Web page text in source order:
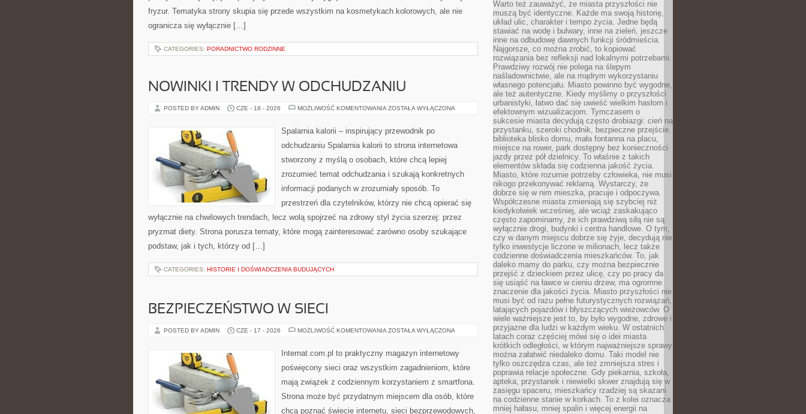
fryzur. Tematyka strony skupia się przede wszystkim na kosmetykach kolorowych, ale nie
ogranicza się wyłącznie […]
CATEGORIES: PORADNICTWO RODZINNE
NOWINKI I TRENDY W ODCHUDZANIU
POSTED BY ADMIN CZE - 18 - 2026 MOŻLIWOŚĆ KOMENTOWANIA NOWINKI
ODCHUDZANIU
ZOSTAŁA WYŁĄCZONA
Spalarnia kalorii – inspirujący przewodnik po
odchudzaniu Spalarnia kalorii to strona internetowa
stworzony z myślą o osobach, które chcą lepiej
zrozumieć temat odchudzania i szukają konkretnych
informacji podanych w zrozumiały sposób. To
przestrzeń dla czytelników, którzy nie chcą opierać się
wyłącznie na chwilowych trendach, lecz wolą spojrzeć na zdrowy styl życia szerzej: przez
pryzmat diety. Strona porusza tematy, które mogą zainteresować zarówno osoby szukające
podstaw, jak i tych, którzy od […]
CATEGORIES: HISTORIE I DOŚWIADCZENIA BUDUJĄCYCH
BEZPIECZEŃSTWO W SIECI
POSTED BY ADMIN CZE - 17 - 2026 MOŻLIWOŚĆ KOMENTOWANIA BEZPIECZEŃSTWO
ZOSTAŁA WYŁĄCZONA
Internat.com.pl to praktyczny magazyn internetowy
poświęcony sieci oraz wszystkim zagadnieniom, które
mają związek z codziennym korzystaniem z smartfona.
Strona może być przydatnym miejscem dla osób, które
chcą poznać świecie internetu, sieci bezprzewodowych,
Warto też zauważyć, że miasta przyszłości nie
muszą być identyczne. Każde ma swoją historię,
układ ulic, charakter i tempo życia. Jedne będą
stawiać na wodę i bulwary, inne na zieleń, jeszcze
inne na odbudowę dawnych funkcji śródmieścia.
Najgorsze, co można zrobić, to kopiować
rozwiązania bez refleksji nad lokalnymi potrzebami.
Prawdziwy rozwój nie polega na ślepym
naśladownictwie, ale na mądrym wykorzystaniu
własnego potencjału. Miasto powinno być wygodne,
ale też autentyczne. Kiedy myślimy o przyszłości
urbanistyki, łatwo dać się uwieść wielkim hasłom i
efektownym wizualizacjom. Tymczasem o
sukcesie miasta decydują często drobiazgi: cień na
przystanku, szeroki chodnik, bezpieczne przejście,
biblioteka blisko domu, mała fontanna na placu,
miejsce na rower, park dostępny bez konieczności
jazdy przez pół dzielnicy. To właśnie z takich
elementów składa się codzienna jakość życia.
Miasto, które rozumie potrzeby człowieka, nie musi
nikogo przekonywać reklamą. Wystarczy, że
dobrze się w nim mieszka, pracuje i odpoczywa.
Współczesne miasta zmieniają się szybciej niż
kiedykolwiek wcześniej, ale wciąż zaskakująco
często zapominamy, że ich prawdziwą siłą nie są
wyłącznie drogi, budynki i centra handlowe. O tym,
czy w danym miejscu dobrze się żyje, decydują nie
tylko inwestycje liczone w milionach, lecz także
codzienne doświadczenia mieszkańców. To, jak
daleko mamy do parku, czy można bezpiecznie
przejść z dzieckiem przez ulicę, czy po pracy da
się usiąść na ławce w cieniu drzew, ma ogromne
znaczenie dla jakości życia. Miasto przyszłości nie
musi być od razu pełne futurystycznych rozwiązań,
latających pojazdów i błyszczących wieżowców. O
wiele ważniejsze jest to, by było wygodne, zdrowe i
przyjazne dla ludzi w każdym wieku. W ostatnich
latach coraz częściej mówi się o idei miasta
krótkich odległości, w którym najważniejsze sprawy
można załatwić niedaleko domu. Taki model nie
tylko oszczędza czas, ale też zmniejsza stres i
poprawia relacje społeczne. Gdy piekarnia, szkoła,
apteka, przystanek i niewielki skwer znajdują się w
zasięgu spaceru, mieszkańcy rzadziej są skazani
na codzienne stanie w korkach. To z kolei oznacza
mniej hałasu, mniej spalin i więcej energii na